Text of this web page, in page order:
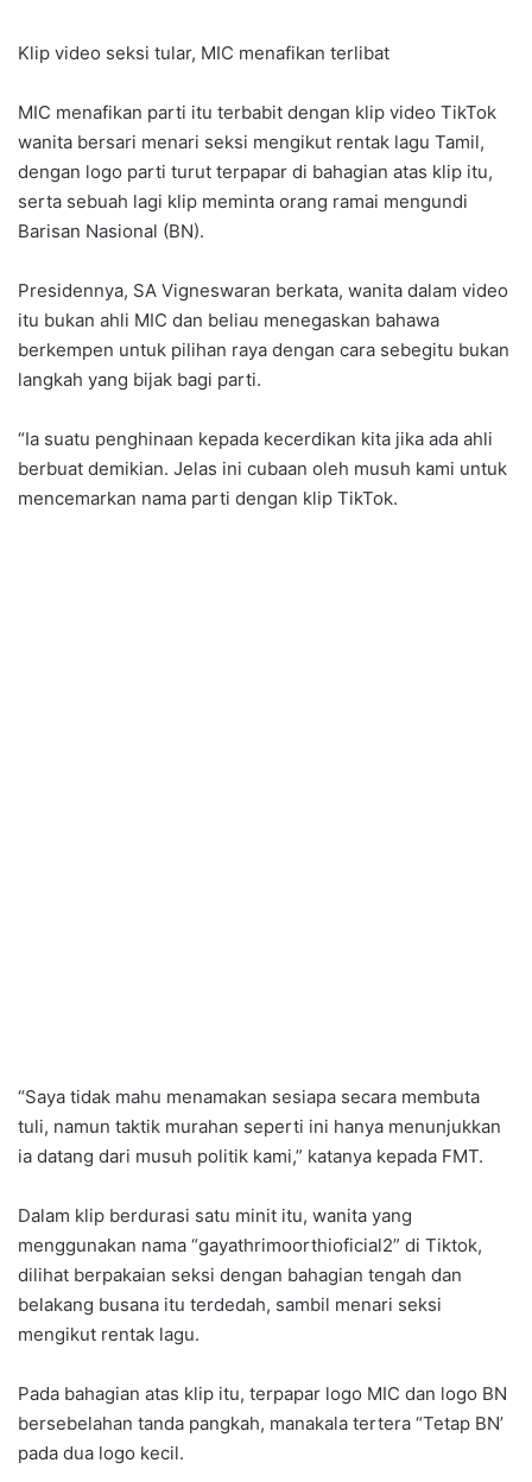
Klip video seksi tular, MIC menafikan terlibat
MIC menafikan parti itu terbabit dengan klip video TikTok
wanita bersari menari seksi mengikut rentak lagu Tamil,
dengan logo parti turut terpapar di bahagian atas klip itu,
serta sebuah lagi klip meminta orang ramai mengundi
Barisan Nasional (BN).
Presidennya, SA Vigneswaran berkata, wanita dalam video
itu bukan ahli MIC dan beliau menegaskan bahawa
berkempen untuk pilihan raya dengan cara sebegitu bukan
langkah yang bijak bagi parti.
“Ia suatu penghinaan kepada kecerdikan kita jika ada ahli
berbuat demikian. Jelas ini cubaan oleh musuh kami untuk
mencemarkan nama parti dengan klip TikTok.
“Saya tidak mahu menamakan sesiapa secara membuta
tuli, namun taktik murahan seperti ini hanya menunjukkan
ia datang dari musuh politik kami,” katanya kepada FMT.
Dalam klip berdurasi satu minit itu, wanita yang
menggunakan nama “gayathrimoorthioficial2” di Tiktok,
dilihat berpakaian seksi dengan bahagian tengah dan
belakang busana itu terdedah, sambil menari seksi
mengikut rentak lagu.
Pada bahagian atas klip itu, terpapar logo MIC dan logo BN
bersebelahan tanda pangkah, manakala tertera “Tetap BN’
pada dua logo kecil.